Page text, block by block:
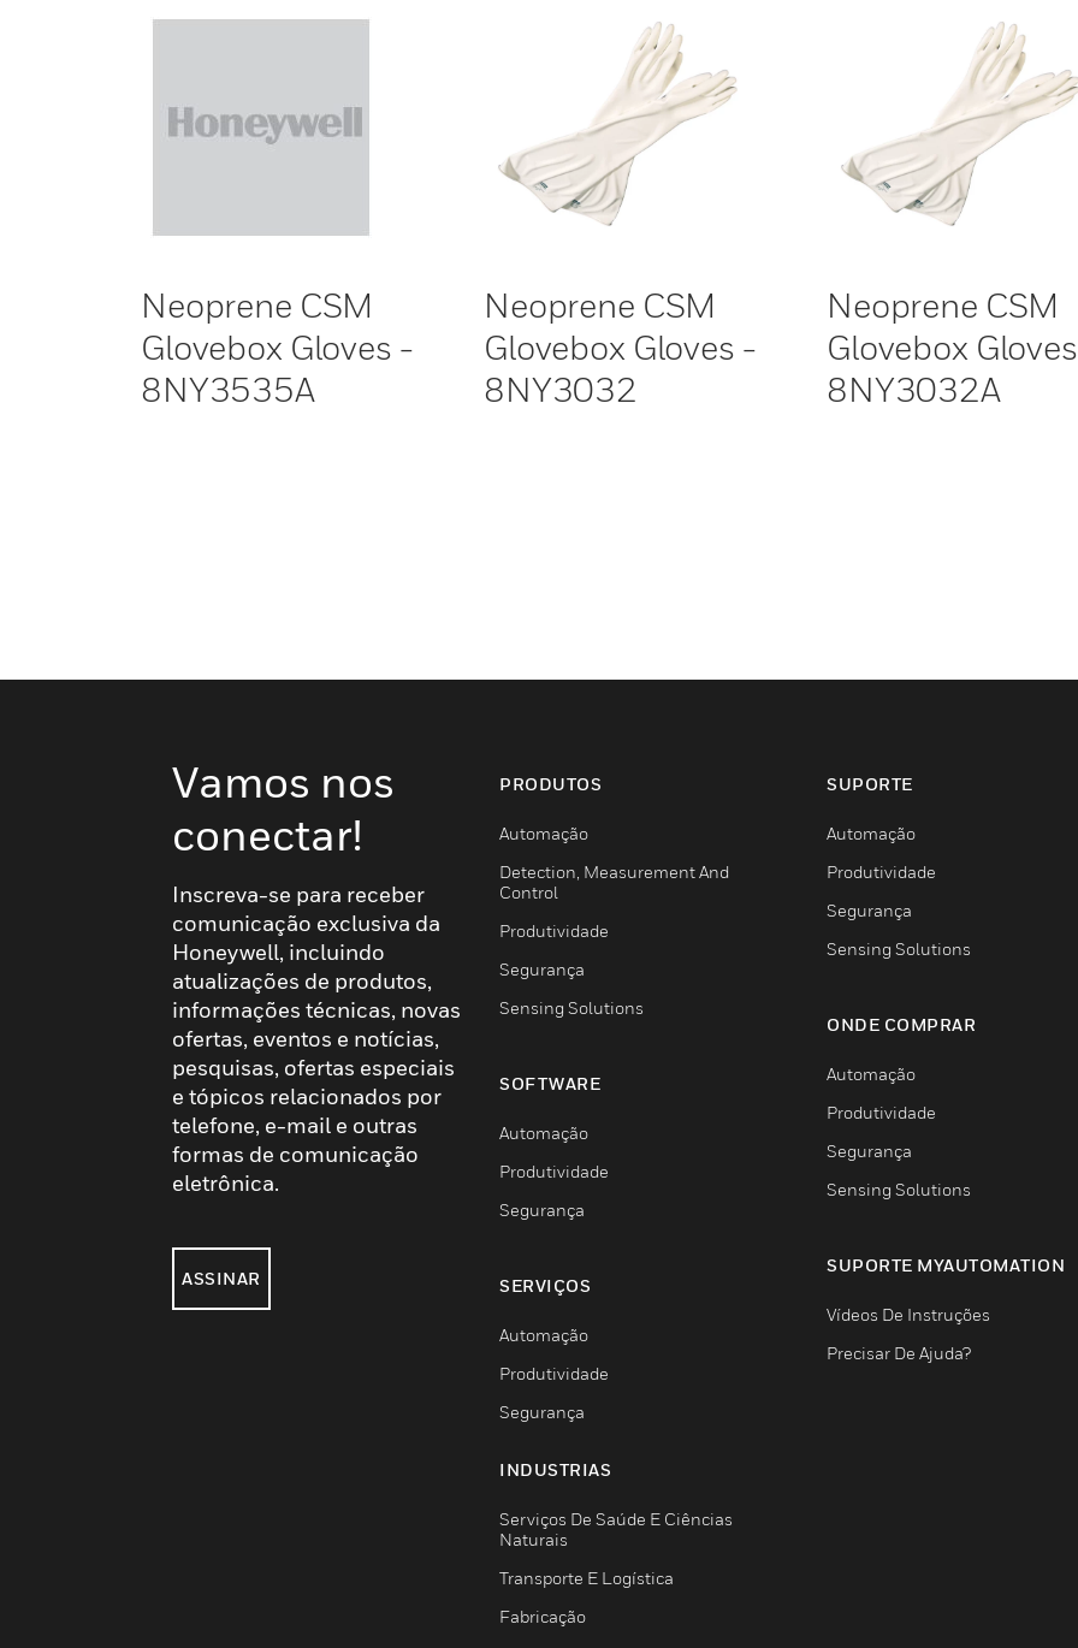
Neoprene CSM
Glovebox Gloves -
8NY3535A
Neoprene CSM
Glovebox Gloves -
8NY3032
Neoprene CSM
Glovebox
8NY3032A
Vamos nos
conectar!
Inscreva-se para receber
comunicação exclusiva da
Honeywell, incluindo
atualizações de produtos,
informações técnicas, novas
ofertas, eventos e notícias,
pesquisas, ofertas especiais
e tópicos relacionados por
telefone, e-mail e outras
formas de comunicação
eletrônica.
ASSINAR
PRODUTOS
Automação
Detection, Measurement And
Control
Produtividade
Segurança
Sensing Solutions
SOFTWARE
Automação
Produtividade
Segurança
SERVIÇOS
Automação
Produtividade
Segurança
INDUSTRIAS
Serviços De Saúde E Ciências
Naturais
Transporte E Logística
Fabricação
SUPORTE
Automação
Produtividade
Segurança
Sensing Solutions
ONDE COMPRAR
Automação
Produtividade
Segurança
Sensing Solutions
SUPORTE MYAUTOMATION
Vídeos De Instruções
Precisar De Ajuda?